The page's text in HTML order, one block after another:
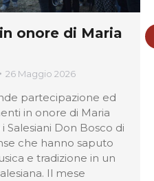
onore di Maria
26 Maggio 2026
partecipazione ed
in onore di Maria
Salesiani Don Bosco di
che hanno saputo
e tradizione in un
Il mese